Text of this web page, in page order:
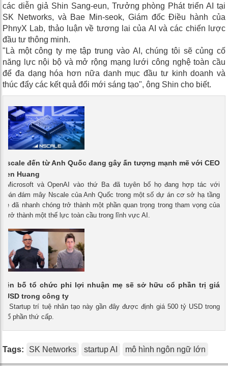
các diễn giả Shin Sang-eun, Trưởng phòng Phát triển AI tại
SK Networks, và Bae Min-seok, Giám đốc Điều hành của
PhnyX Lab, thảo luận về tương lai của AI và các chiến lược
đầu tư thông minh.
"Là một công ty mẹ tập trung vào AI, chúng tôi sẽ củng cố
năng lực nội bộ và mở rộng mạng lưới công nghệ toàn cầu
để đa dạng hóa hơn nữa danh mục đầu tư kinh doanh và
thúc đẩy các kết quả đổi mới sáng tạo", ông Shin cho biết.
đến từ Anh Quốc đang gây ấn tượng mạnh mẽ với CEO
Huang
- Microsoft và OpenAI vào thứ Ba đã tuyên bố họ đang hợp tác với
toán đám mây Nscale của Anh Quốc trong một số dự án cơ sở hạ tầng
đã nhanh chóng trở thành một phần quan trọng trong tham vọng của
trở thành một thế lực toàn cầu trong lĩnh vực AI.
bố tổ chức phi lợi nhuận mẹ sẽ sở hữu cổ phần trị giá
USD trong công ty
• Startup trí tuệ nhân tạo này gần đây được định giá 500 tỷ USD trong
cổ phần thứ cấp.
Tags: SK Networks startup AI mô hình ngôn ngữ lớn